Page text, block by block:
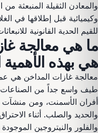
والمعادن الثقيلة المنبعثة
وكيميائية قبل إطلاقها في
للقيم الحدية القانونية
ما هي معالجة
هي بهذه
معالجة غازات المداخن هي
طيف واسع جداً من
أفران الأسمنت، ومن منشآت
والحديد والصلب. أثناء
والفلور والنيتروجين